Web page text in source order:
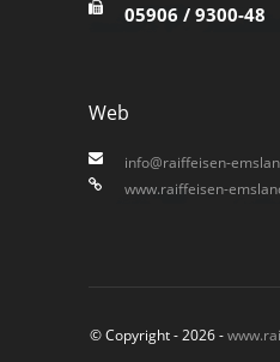
05906 / 9300-48
Web
info@raiffeisen-
www.raiffeisen-
© Copyright - 2026 -